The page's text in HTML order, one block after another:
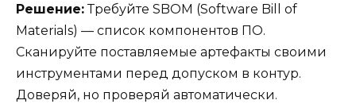
Решение:Требуйте SBOM (Software Bill of
Materials) — список компонентов ПО.
Сканируйте поставляемые артефакты своими
инструментами перед допуском в контур.
Доверяй, но проверяй автоматически.